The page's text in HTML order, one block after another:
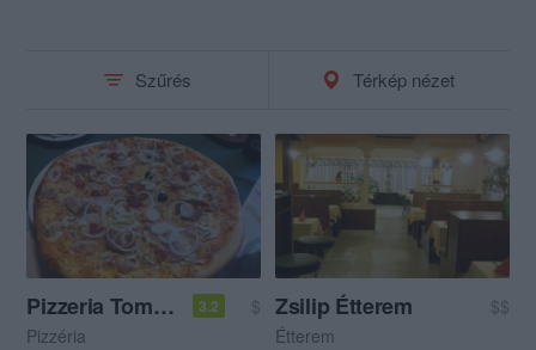
Szűrés Térkép nézet
Pizzeria Tomato 3.2
$
Pizzéria
Zsilip Étterem
$$
Étterem